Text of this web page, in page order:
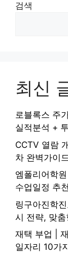
검색
최신
로블록스 주
실적분석 +
CCTV 열람
차 완벽가이
엠폴리어학
수업일정 추
링구아진학
시 전략, 맞
재택 부업 |
일자리 10가